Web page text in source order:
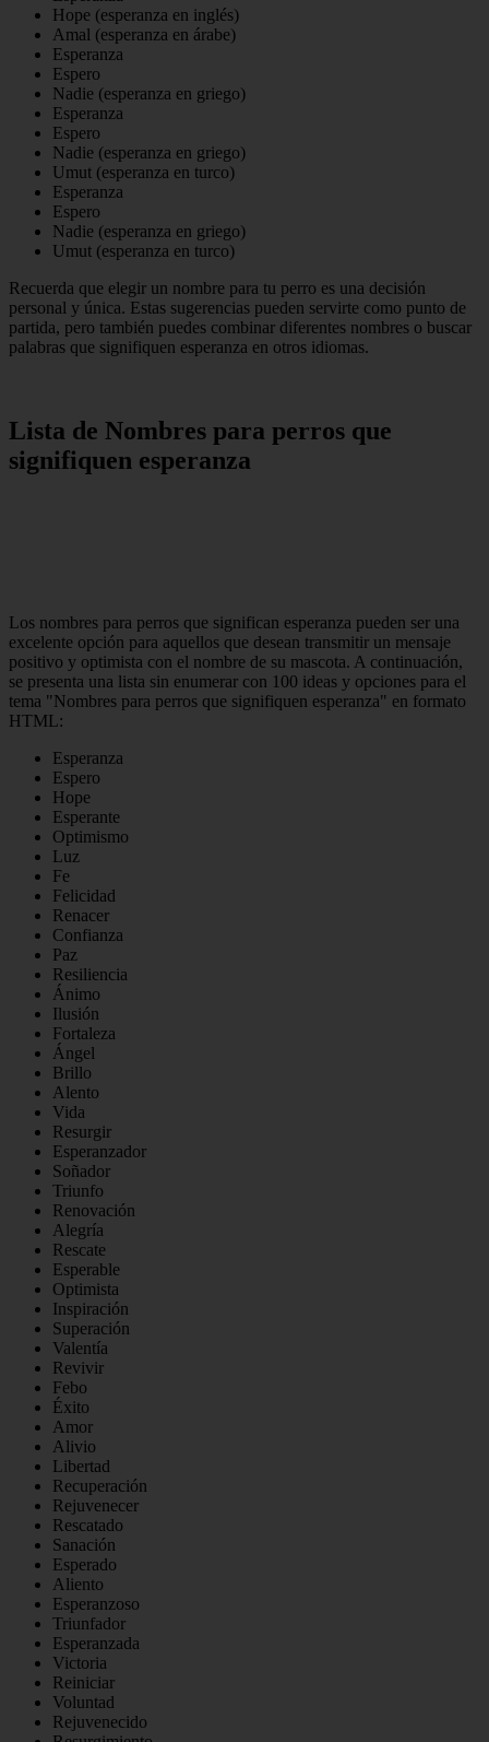
Hope (esperanza en inglés)
Amal (esperanza en árabe)
Esperanza
Espero
Nadie (esperanza en griego)
Esperanza
Espero
Nadie (esperanza en griego)
Umut (esperanza en turco)
Esperanza
Espero
Nadie (esperanza en griego)
Umut (esperanza en turco)
Recuerda que elegir un nombre para tu perro es una decisión
personal y única. Estas sugerencias pueden servirte como punto de
partida, pero también puedes combinar diferentes nombres o buscar
palabras que signifiquen esperanza en otros idiomas.
Lista de Nombres para perros que
signifiquen esperanza
Los nombres para perros que significan esperanza pueden ser una
excelente opción para aquellos que desean transmitir un mensaje
positivo y optimista con el nombre de su mascota. A continuación,
se presenta una lista sin enumerar con 100 ideas y opciones para el
tema "Nombres para perros que signifiquen esperanza" en formato
HTML:
Esperanza
Espero
Hope
Esperante
Optimismo
Luz
Fe
Felicidad
Renacer
Confianza
Paz
Resiliencia
Ánimo
Ilusión
Fortaleza
Ángel
Brillo
Alento
Vida
Resurgir
Esperanzador
Soñador
Triunfo
Renovación
Alegría
Rescate
Esperable
Optimista
Inspiración
Superación
Valentía
Revivir
Febo
Éxito
Amor
Alivio
Libertad
Recuperación
Rejuvenecer
Rescatado
Sanación
Esperado
Aliento
Esperanzoso
Triunfador
Esperanzada
Victoria
Reiniciar
Voluntad
Rejuvenecido